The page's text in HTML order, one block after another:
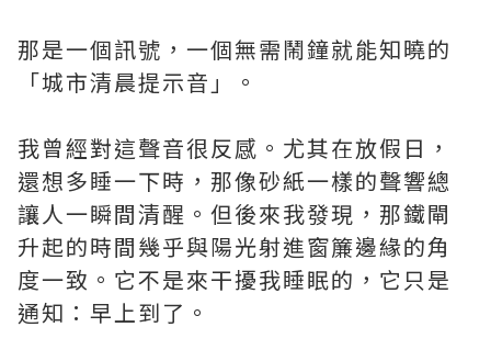
那是一個訊號，一個無需鬧鐘就能知曉的
「城市清晨提示音」。
我曾經對這聲音很反感。尤其在放假日，
還想多睡一下時，那像砂紙一樣的聲響總
讓人一瞬間清醒。但後來我發現，那鐵閘
升起的時間幾乎與陽光射進窗簾邊緣的角
度一致。它不是來干擾我睡眠的，它只是
通知：早上到了。